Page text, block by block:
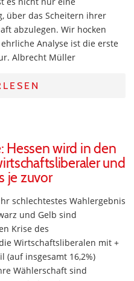
über das Scheitern ihrer
abzulegen. Wir hocken
Analyse ist die erste
Albrecht Müller
Hessen wird in den
und
je zuvor
schlechtestes Wahlergebnis
und Gelb sind
Krise des
Wirtschaftsliberalen mit +
(auf insgesamt 16,2%)
Wählerschaft sind